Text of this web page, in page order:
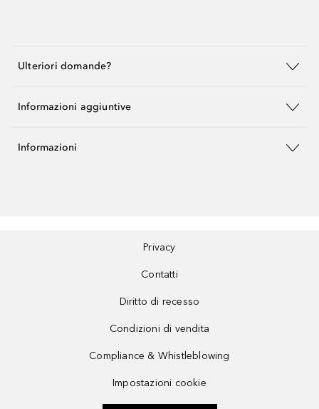
Ulteriori domande?
Informazioni aggiuntive
Informazioni
Privacy
Contatti
Diritto di recesso
Condizioni di vendita
Compliance & Whistleblowing
Impostazioni cookie